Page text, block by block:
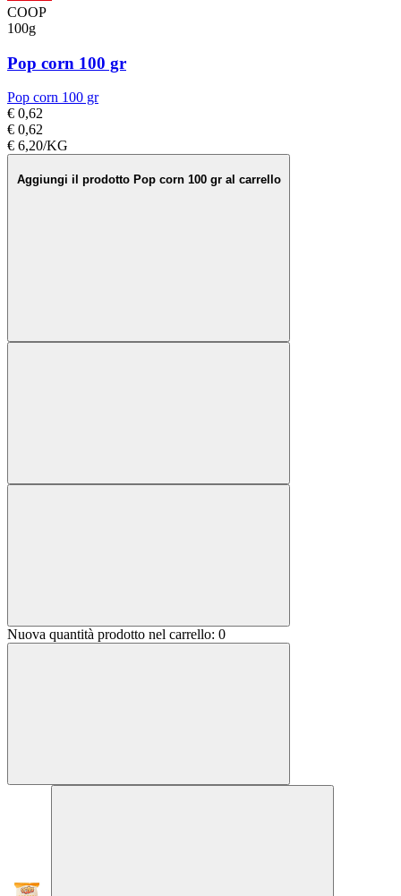
COOP
100g
Pop corn 100 gr
Pop corn 100 gr
€ 0,62
€ 0,62
€ 6,20/KG
Aggiungi il prodotto Pop corn 100 gr al carrello
Nuova quantità prodotto nel carrello: 0